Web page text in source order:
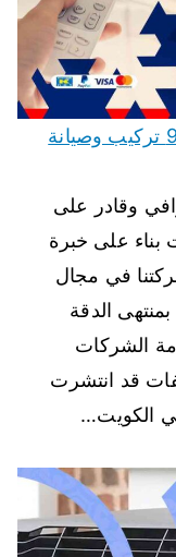
فني تكييف هندي القصور 98548488 تركيب وصيانة
وقادر على
بناء على خبرة
في مجال
الدقة
الشركات
قد انتشرت
الكويت…